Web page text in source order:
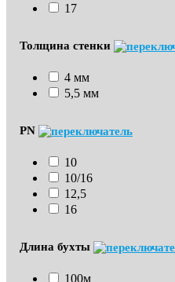
17
Толщина стенки
4 мм
5,5 мм
PN
10
10/16
12,5
16
Длина бухты
100м